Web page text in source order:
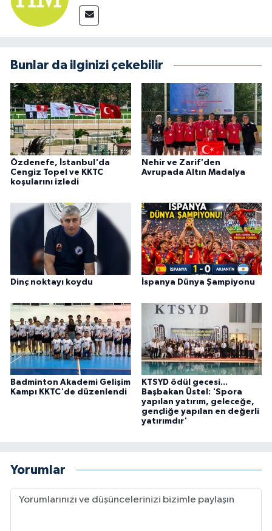
Bunlar da ilginizi çekebilir
Özdenefe, İstanbul'da
Cengiz Topel ve KKTC
koşularını izledi
Nehir ve Zarif'den
Avrupada Altın Madalya
Dinç noktayı koydu İspanya Dünya Şampiyonu
Badminton Akademi Gelişim
Kampı KKTC'de düzenlendi
KTSYD ödül gecesi...
Başbakan Üstel: 'Spora
yapılan yatırım, geleceğe,
gençliğe yapılan en değerli
yatırımdır'
Yorumlar